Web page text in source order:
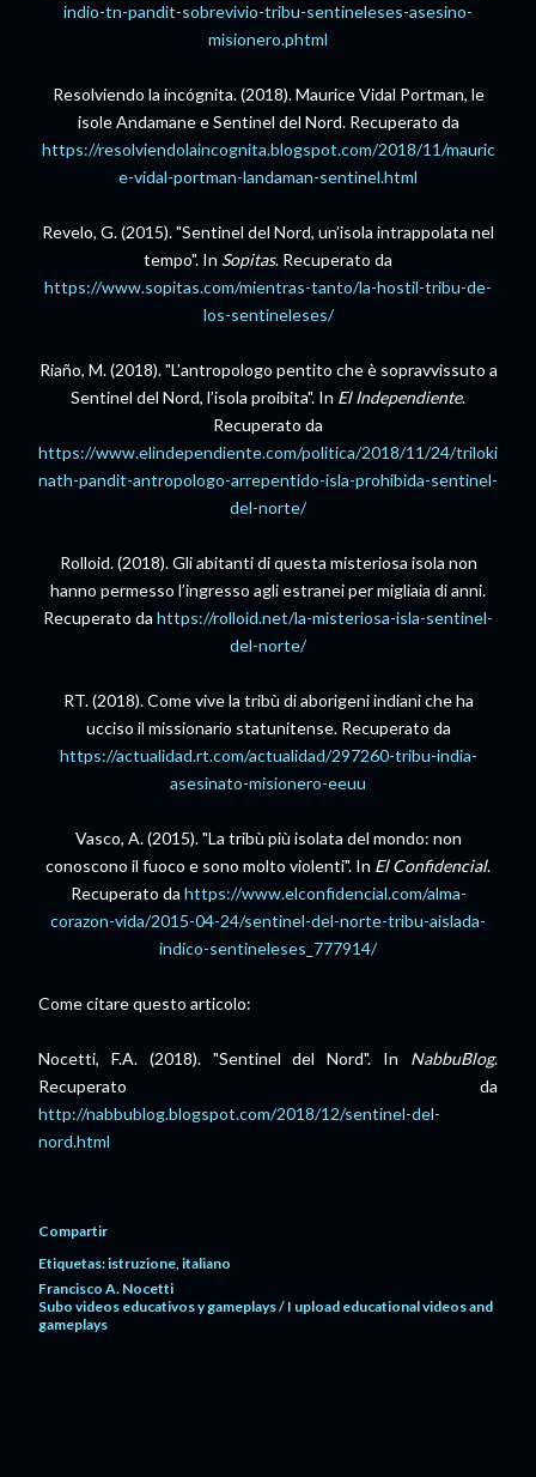
indio-tn-pandit-sobrevivio-tribu-sentineleses-asesino-
misionero.phtml
Resolviendo la incógnita. (2018). Maurice Vidal Portman, le
isole Andamane e Sentinel del Nord. Recuperato da
https://resolviendolaincognita.blogspot.com/2018/11/mauric
e-vidal-portman-landaman-sentinel.html
Revelo, G. (2015). "Sentinel del Nord, un’isola intrappolata nel
tempo". In Sopitas. Recuperato da
https://www.sopitas.com/mientras-tanto/la-hostil-tribu-de-
los-sentineleses/
Riaño, M. (2018). "L’antropologo pentito che è sopravvissuto a
Sentinel del Nord, l’isola proibita". In El Independiente.
Recuperato da
https://www.elindependiente.com/politica/2018/11/24/triloki
nath-pandit-antropologo-arrepentido-isla-prohibida-sentinel-
del-norte/
Rolloid. (2018). Gli abitanti di questa misteriosa isola non
hanno permesso l’ingresso agli estranei per migliaia di anni.
Recuperato da https://rolloid.net/la-misteriosa-isla-sentinel-
del-norte/
RT. (2018). Come vive la tribù di aborigeni indiani che ha
ucciso il missionario statunitense. Recuperato da
https://actualidad.rt.com/actualidad/297260-tribu-india-
asesinato-misionero-eeuu
Vasco, A. (2015). "La tribù più isolata del mondo: non
conoscono il fuoco e sono molto violenti". In El Confidencial.
Recuperato da https://www.elconfidencial.com/alma-
corazon-vida/2015-04-24/sentinel-del-norte-tribu-aislada-
indico-sentineleses_777914/
Come citare questo articolo:
Nocetti, F.A. (2018). "Sentinel del Nord". In NabbuBlog.
Recuperato da
http://nabbublog.blogspot.com/2018/12/sentinel-del-
nord.html
Compartir
Etiquetas:istruzione italiano
Francisco A. Nocetti
Subo videos educativos y gameplays / I upload educational videos and
gameplays